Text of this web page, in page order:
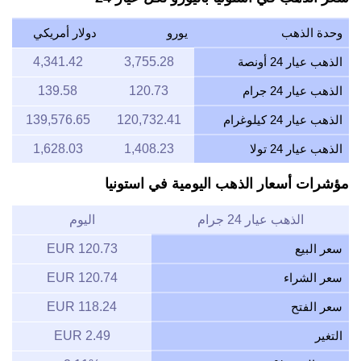
وحدة الذهب يورو دولار أمريكي
الذهب عيار 24 أونصة 3,755.28
4,341.42
الذهب عيار 24 جرام 120.73
139.58
الذهب عيار 24 كيلوغرام 120,732.41
139,576.65
الذهب عيار 24 تولا 1,408.23
1,628.03
مؤشرات أسعار الذهب اليومية في استونيا
الذهب عيار 24 جرام اليوم
سعر البيع 120.73 EUR
سعر الشراء 120.74 EUR
سعر الفتح 118.24 EUR
التغير 2.49 EUR